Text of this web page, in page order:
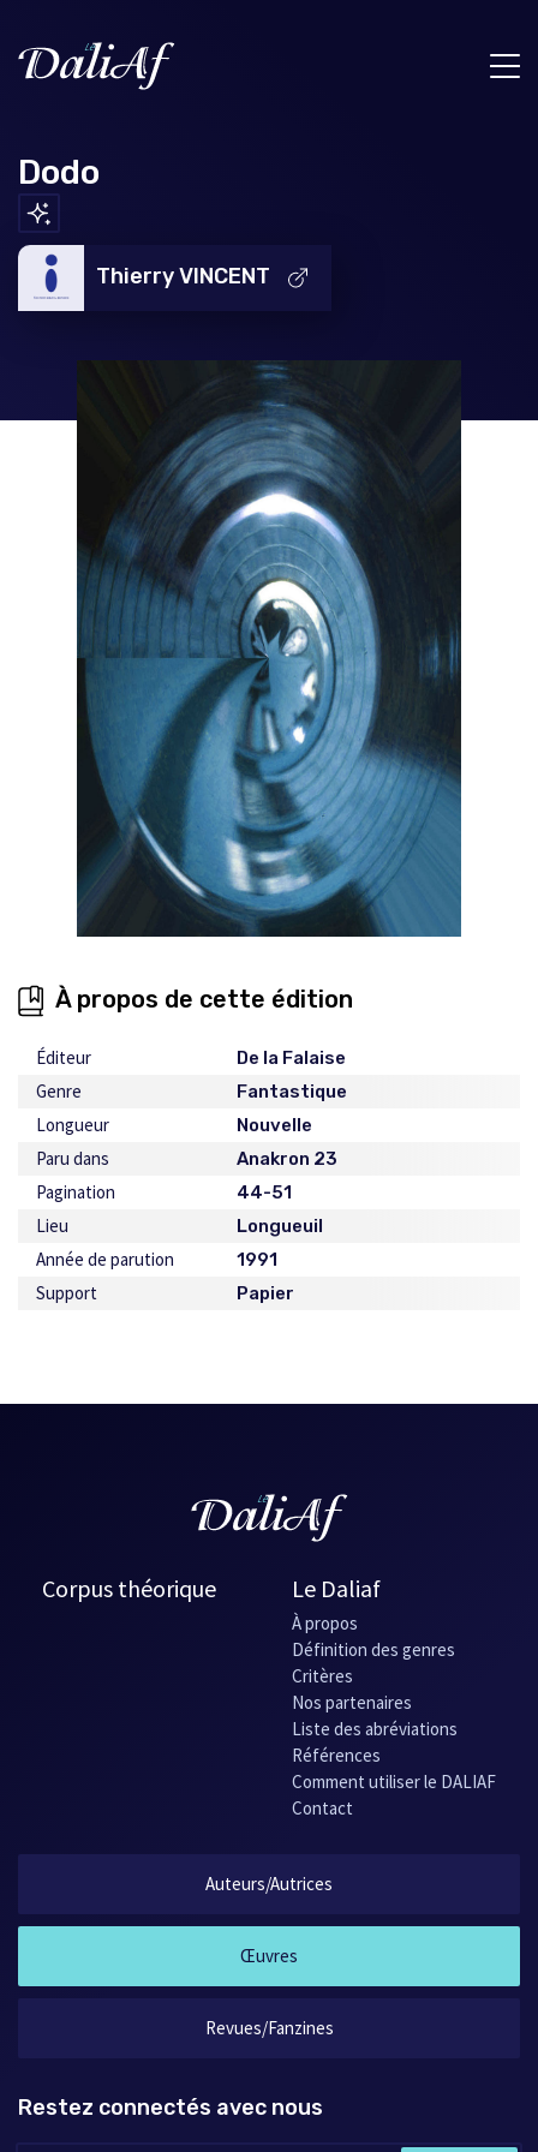
Dodo
Thierry VINCENT
À propos de cette édition
Éditeur De la Falaise
Genre Fantastique
Longueur Nouvelle
Paru dans Anakron 23
Pagination 44-51
Lieu Longueuil
Année de parution 1991
Support Papier
Corpus théorique Le Daliaf
À propos
Définition des genres
Critères
Nos partenaires
Liste des abréviations
Références
Comment utiliser le DALIAF
Contact
Auteurs/Autrices
Œuvres
Revues/Fanzines
Restez connectés avec nous